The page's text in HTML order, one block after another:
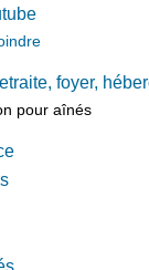
pour aînés